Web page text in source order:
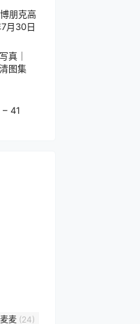
朋克高
月30日
真｜
图集
41
麦 (24)